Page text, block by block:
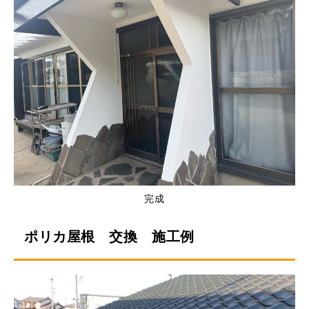
完成
ポリカ屋根 交換 施工例